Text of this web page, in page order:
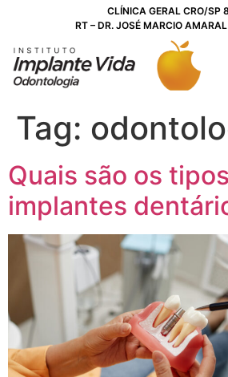
CLÍNICA GERAL CRO/SP
RT – DR. JOSÉ MARCIO
Tag:
Quais são os
implantes